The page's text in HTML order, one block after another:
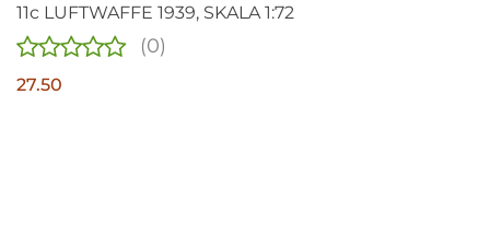
11c LUFTWAFFE 1939, SKALA 1:72
(0)
27.50